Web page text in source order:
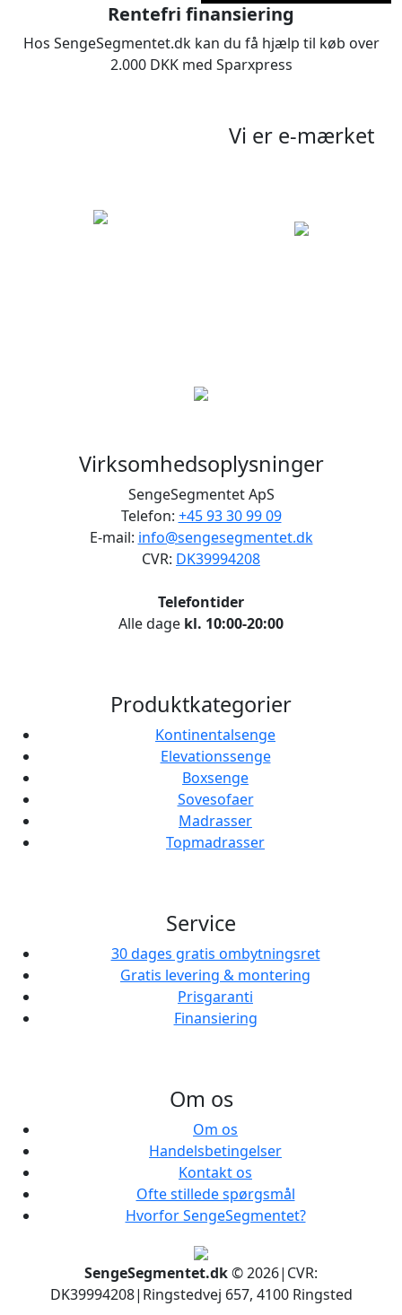
Rentefri finansiering
Hos SengeSegmentet.dk kan du få hjælp til køb over
2.000 DKK med Sparxpress
Vi er e-mærket
Virksomhedsoplysninger
SengeSegmentet ApS
Telefon: +45 93 30 99 09
E-mail: info@sengesegmentet.dk
CVR: DK39994208
Telefontider
Alle dage kl. 10:00-20:00
Produktkategorier
Kontinentalsenge
Elevationssenge
Boxsenge
Sovesofaer
Madrasser
Topmadrasser
Service
30 dages gratis ombytningsret
Gratis levering & montering
Prisgaranti
Finansiering
Om os
Om os
Handelsbetingelser
Kontakt os
Ofte stillede spørgsmål
Hvorfor SengeSegmentet?
SengeSegmentet.dk© 2026| CVR:
DK39994208| Ringstedvej 657, 4100 Ringsted